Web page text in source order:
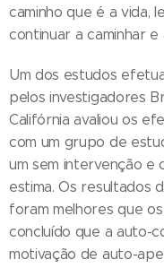
caminho que é a vida,
continuar a caminhar
Um dos estudos
pelos investigadores
Califórnia avaliou os
com um grupo de
um sem intervenção e
estima. Os resultados
foram melhores que
concluído que a auto-
motivação de auto-